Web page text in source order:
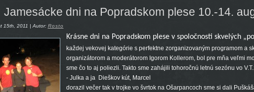
Jamesácke dni na Popradskom plese 10.-14.
15th, 2011 | Autor: Rosto
Krásne dni na Popradskom plese v spoločnosti skvelých
každej vekovej kategórie s perfektne zorganizovaným programom a
organizátorom a moderátorom Igorom Kollerom, bol pre mňa veľmi
sme čo to aj poliezli. Takto sme zahájili tohoročnú letnú sezónu vo
- Julka a ja Dieškov kút, Marcel
dorazil večer tak v trojke vo švrtok na Ošarpancoch sme si dali